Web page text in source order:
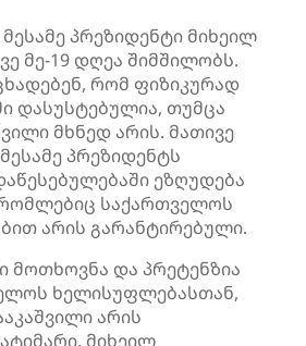
პრეზიდენტი მიხეილ
მე-19 დღეა შიმშილობს.
რომ ფიზიკურად
დასუსტებულია, თუმცა
მხნედ არის. მათივე
პრეზიდენტს
ეზღუდება
საქართველოს
არის გარანტირებული.
მოთხოვნა და პრეტენზია
ხელისუფლებასთან,
არის
მიხეილ